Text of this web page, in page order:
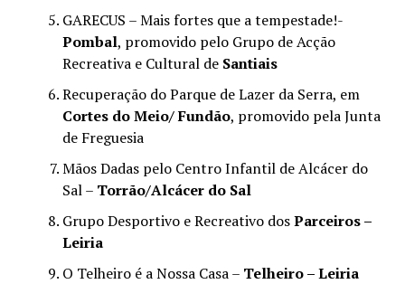
GARECUS – Mais fortes que a tempestade!-
Pombal, promovido pelo Grupo de Acção
Recreativa e Cultural deSantiais
Recuperação do Parque de Lazer da Serra, em
Cortes do Meio/ Fundão, promovido pela Junta
de Freguesia
Mãos Dadas pelo Centro Infantil de Alcácer do
Sal – Torrão/Alcácer do Sal
Grupo Desportivo e Recreativo dosParceiros –
Leiria
O Telheiro é a Nossa Casa – Telheiro – Leiria